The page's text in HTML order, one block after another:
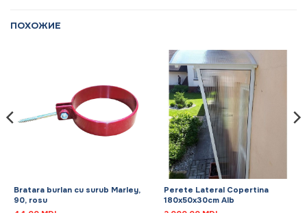
ПОХОЖИЕ
Bratara burlan cu surub Marley,
90, rosu
Perete Lateral Copertina
180x50x30cm Alb